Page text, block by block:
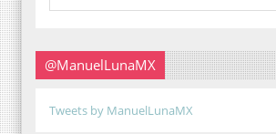
@ManuelLunaMX
Tweets by ManuelLunaMX